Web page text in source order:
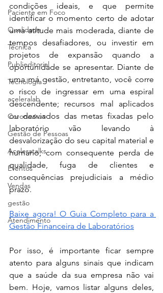
Paciente em Foco
Qualidade
Técnica
Publieditorial
Tecnologia
aceleralab
Coronavírus
Gestão de Pessoas
Aceleratalks
Eventos
Vendas
gestão
Atendimento
condições ideais, e que permite
identificar o momento certo de adotar
uma atitude mais moderada, diante de
tempos desafiadores, ou investir em
projetos de expansão quando a
oportunidade se apresentar. Diante de
uma má gestão, entretanto, você corre
o risco de ingressar em uma espiral
descendente; recursos mal aplicados
ou desviados das metas fixadas pelo
laboratório vão levando à
desvalorização do seu capital material e
humano, com consequente perda de
qualidade, fuga de clientes e
consequências prejudiciais a médio
prazo.
Baixe agora! O Guia Completo para a
Gestão Financeira de Laboratórios
Por isso, é importante ficar sempre
atento para alguns sinais que indicam
que a saúde da sua empresa não vai
bem. Hoje, vamos listar alguns deles,